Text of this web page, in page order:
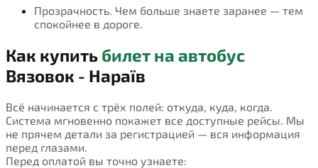
Прозрачность. Чем больше знаете заранее — тем
спокойнее в дороге.
Как купить билет на автобус
Вязовок - Нараїв
Всё начинается с трёх полей: откуда, куда, когда.
Система мгновенно покажет все доступные рейсы. Мы
не прячем детали за регистрацией — вся информация
перед глазами.
Перед оплатой вы точно узнаете: